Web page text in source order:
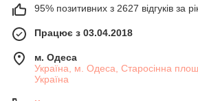
95% позитивних з 2627 відгуків за
Працює з 03.04.2018
м. Одеса
Україна, м. Одеса, Старосінна
Україна